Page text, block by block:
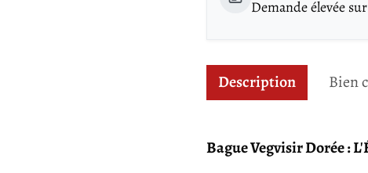
Demande élevée
Description Bien
Bague Vegvisir Dorée :